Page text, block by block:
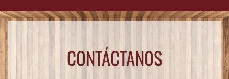
CONTÁCTANOS